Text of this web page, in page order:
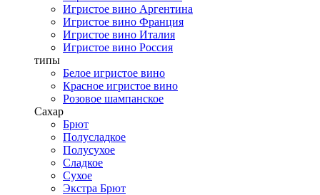
Игристое вино Аргентина
Игристое вино Франция
Игристое вино Италия
Игристое вино Россия
типы
Белое игристое вино
Красное игристое вино
Розовое шампанское
Сахар
Брют
Полусладкое
Полусухое
Сладкое
Сухое
Экстра Брют